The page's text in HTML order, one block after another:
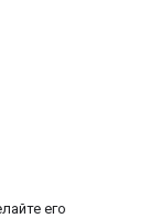
его